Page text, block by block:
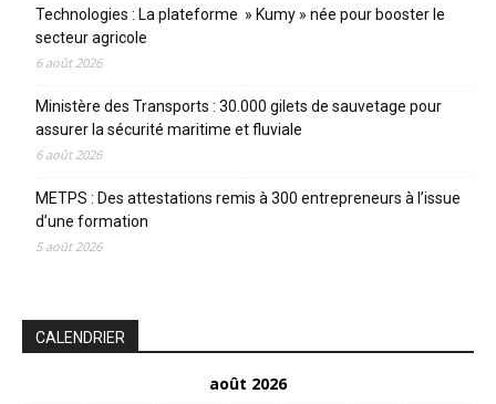
Technologies : La plateforme » Kumy » née pour booster le
secteur agricole
6 août 2026
Ministère des Transports : 30.000 gilets de sauvetage pour
assurer la sécurité maritime et fluviale
6 août 2026
METPS : Des attestations remis à 300 entrepreneurs à l’issue
d’une formation
5 août 2026
CALENDRIER
août 2026